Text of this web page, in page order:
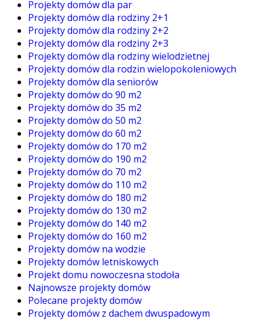
Projekty domów dla par
Projekty domów dla rodziny 2+1
Projekty domów dla rodziny 2+2
Projekty domów dla rodziny 2+3
Projekty domów dla rodziny wielodzietnej
Projekty domów dla rodzin wielopokoleniowych
Projekty domów dla seniorów
Projekty domów do 90 m2
Projekty domów do 35 m2
Projekty domów do 50 m2
Projekty domów do 60 m2
Projekty domów do 170 m2
Projekty domów do 190 m2
Projekty domów do 70 m2
Projekty domów do 110 m2
Projekty domów do 180 m2
Projekty domów do 130 m2
Projekty domów do 140 m2
Projekty domów do 160 m2
Projekty domów na wodzie
Projekty domów letniskowych
Projekt domu nowoczesna stodoła
Najnowsze projekty domów
Polecane projekty domów
Projekty domów z dachem dwuspadowym